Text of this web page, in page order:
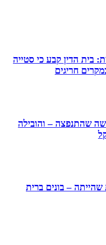
בית הדין קבע כי סטייה
חריגים
שהתנפצה – והובילה
שהייתה – בונים ברית